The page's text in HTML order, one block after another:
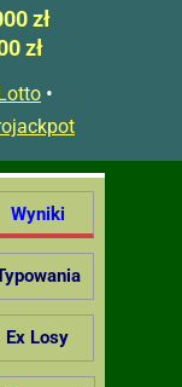
zł
zł
•
Wyniki
Ex Losy